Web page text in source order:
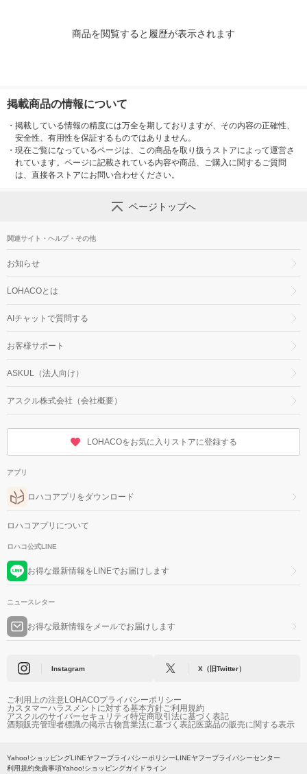
商品を閲覧すると履歴が表示されます
掲載商品の情報について
・ 掲載している情報の精度には万全を期しておりますが、その内容の正確性、
安全性、有用性を保証するものではありません。
・ 現在ご覧になっているページは、この商品を取り扱うストアによって運営さ
れています。ページに記載されている内容や商品、ご購入に関するご質問
は、直接各ストアにお問い合わせください。
ページトップへ
関連サイト・ヘルプ・その他
お知らせ
LOHACOとは
AIチャットで質問する
お客様サポート
ASKUL（法人向け）
アスクル株式会社（会社概要）
LOHACOをお気に入りストアに登録する
アプリ
ロハコアプリをダウンロード
ロハコアプリについて
ロハコ公式LINE
お得な最新情報をLINEでお届けします
ニュースレター
お得な最新情報をメールでお届けします
Instagram X（旧Twitter）
ご利用上の注意LOHACOプライバシーポリシー
カスタマーハラスメントに対する基本方針ご利用規約
アスクルのサイバーセキュリティ特定商取引法に基づく表記
酒類販売管理者標識の掲示古物営業法に基づく表記医薬品の販売に関する表示
Yahoo!ショッピングLINEヤフープライバシーポリシーLINEヤフープライバシーセンター
利用規約免責事項Yahoo!ショッピングガイドライン